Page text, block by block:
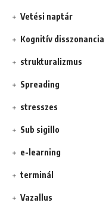
Vetési naptár
Kognitív disszonancia
strukturalizmus
Spreading
stresszes
Sub sigillo
e-learning
terminál
Vazallus